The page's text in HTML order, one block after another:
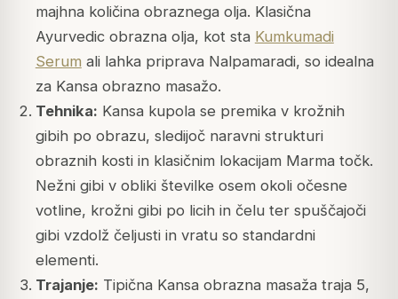
majhna količina obraznega olja. Klasična
Ayurvedic obrazna olja, kot sta Kumkumadi
Serum ali lahka priprava Nalpamaradi, so idealna
za Kansa obrazno masažo.
Tehnika: Kansa kupola se premika v krožnih
gibih po obrazu, sledijoč naravni strukturi
obraznih kosti in klasičnim lokacijam Marma točk.
Nežni gibi v obliki številke osem okoli očesne
votline, krožni gibi po licih in čelu ter spuščajoči
gibi vzdolž čeljusti in vratu so standardni
elementi.
Trajanje: Tipična Kansa obrazna masaža traja 5,